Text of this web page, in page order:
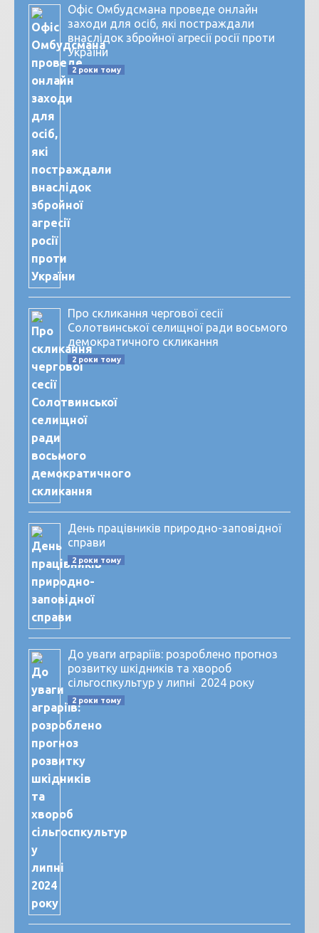
Офіс Омбудсмана проведе онлайн
заходи для осіб, які постраждали
внаслідок збройної агресії росії проти
України
2 роки тому
Про скликання чергової сесії
Солотвинської селищної ради восьмого
демократичного скликання
2 роки тому
День працівників природно-заповідної
справи
2 роки тому
До уваги аграріїв: розроблено прогноз
розвитку шкідників та хвороб
сільгоспкультур у липні 2024 року
2 роки тому